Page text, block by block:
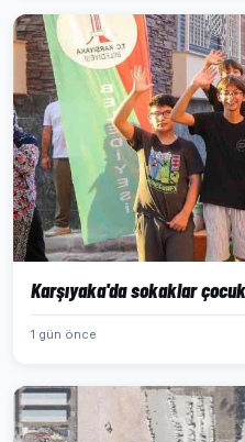
Karşıyaka'da sokaklar
1 gün önce